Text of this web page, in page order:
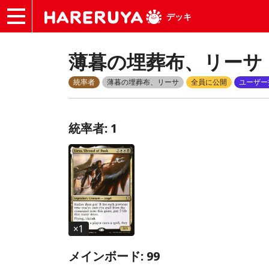
デッキ
薄暮の埋葬布、リーサ
統率者 薄暮の埋葬布、リーサ 全員に公開 ユーザ
統率者: 1
×1
メインボード: 99